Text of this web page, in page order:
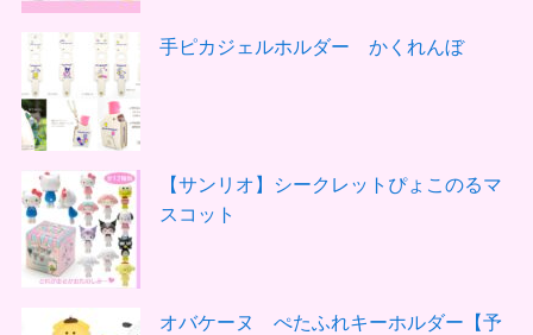
手ピカジェルホルダー かくれんぼ
【サンリオ】シークレットぴょこのるマ
スコット
オバケーヌ ぺたふれキーホルダー【予